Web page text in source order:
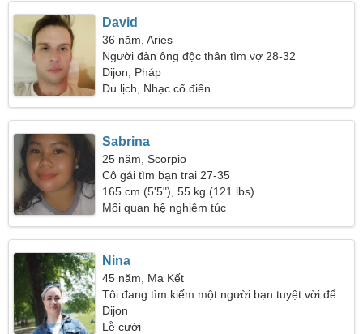
David
36 năm, Aries
Người đàn ông độc thân tìm vợ 28-32
Dijon, Pháp
Du lịch, Nhạc cổ điển
Sabrina
25 năm, Scorpio
Cô gái tìm bạn trai 27-35
165 cm (5'5"), 55 kg (121 lbs)
Mối quan hệ nghiêm túc
Nina
45 năm, Ma Kết
Tôi đang tìm kiếm một người bạn tuyệt vời để
giải trí
Dijon
Lễ cưới